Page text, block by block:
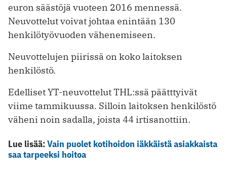
euron säästöjä vuoteen 2016 mennessä.
Neuvottelut voivat johtaa enintään 130
henkilötyövuoden vähenemiseen.
Neuvottelujen piirissä on koko laitoksen
henkilöstö.
Edelliset YT-neuvottelut THL:ssä päätttyivät
viime tammikuussa. Silloin laitoksen henkilöstö
väheni noin sadalla, joista 44 irtisanottiin.
Lue lisää:Vain puolet kotihoidon iäkkäistä asiakkaista
saa tarpeeksi hoitoa